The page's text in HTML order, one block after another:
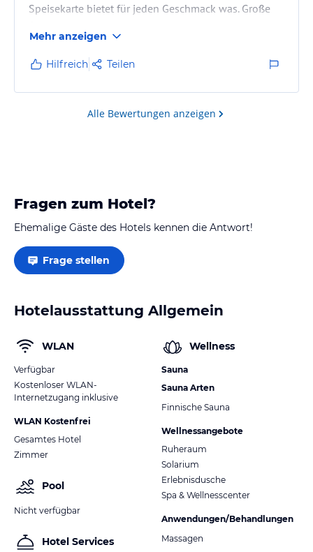
Speisekarte bietet für jeden Geschmack was. Große
Preis Leistung stimmt! Keine Massenwanderung. Wir
werden wieder kommen!
Mehr anzeigen
Hilfreich Teilen
Alle Bewertungen anzeigen
Fragen zum Hotel?
Ehemalige Gäste des Hotels kennen die Antwort!
Frage stellen
Hotelausstattung Allgemein
WLAN
Verfügbar
Kostenloser WLAN-
Internetzugang inklusive
WLAN Kostenfrei
Gesamtes Hotel
Zimmer
Pool
Nicht verfügbar
Hotel Services
Wellness
Sauna
Sauna Arten
Finnische Sauna
Wellnessangebote
Ruheraum
Solarium
Erlebnisdusche
Spa & Wellnesscenter
Anwendungen/Behandlungen
Massagen